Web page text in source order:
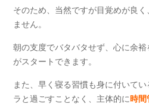
そのため、当然ですが目覚めが良
ません。
朝の支度でバタバタせず、心に余
がスタートできます。
また、早く寝る習慣も身に付いて
ラと過ごすことなく、主体的に時間